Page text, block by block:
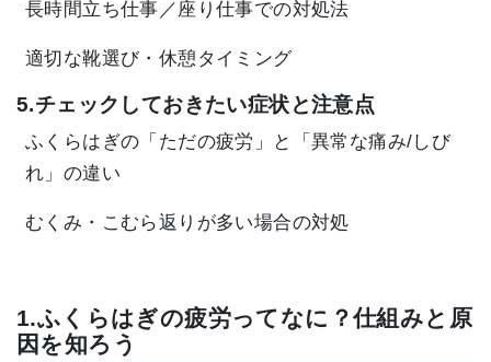
長時間立ち仕事／座り仕事での対処法
適切な靴選び・休憩タイミング
5.チェックしておきたい症状と注意点
ふくらはぎの「ただの疲労」と「異常な痛み/しび
れ」の違い
むくみ・こむら返りが多い場合の対処
1.ふくらはぎの疲労ってなに？仕組みと原
因を知ろう